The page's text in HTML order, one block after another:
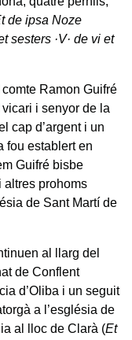
de ipsa Noze
sesters ·V· de vi et
Ramon Guifré
i senyor de la
cap d’argent i un
fou establert en
Guifré bisbe
altres prohoms
de Sant Martí de
al llarg del
de Conflent
d’Oliba i un seguit
a l’església de
al lloc de Clarà (Et